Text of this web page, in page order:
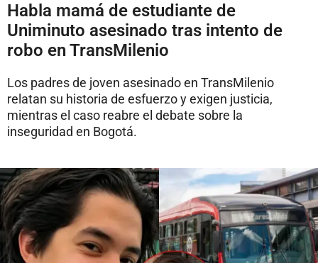
Habla mamá de estudiante de
Uniminuto asesinado tras intento de
robo en TransMilenio
Los padres de joven asesinado en TransMilenio
relatan su historia de esfuerzo y exigen justicia,
mientras el caso reabre el debate sobre la
inseguridad en Bogotá.